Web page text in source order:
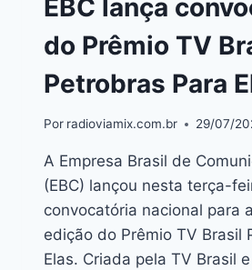
EBC lança
do Prêmio TV
Petrobras Para
Por radioviamix.com.br 29/07/
A Empresa Brasil de
(EBC) lançou nesta terça-
convocatória nacional para
edição do Prêmio TV Brasil
Elas. Criada pela TV Brasil e